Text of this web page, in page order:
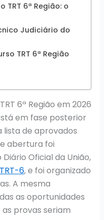
TRT 6ª Região: o
Judiciário do
TRT 6ª Região
6ª Região em 2026
em fase posterior
lista de aprovados
abertura foi
Oficial da União,
6, e foi organizado
A mesma
as oportunidades
provas seriam